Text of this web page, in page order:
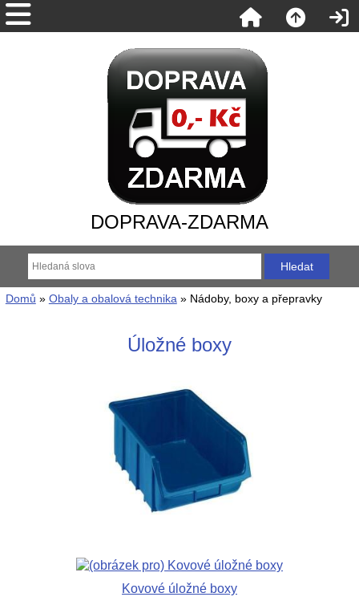
DOPRAVA-ZDARMA
Domů » Obaly a obalová technika » Nádoby, boxy a přepravky
Úložné boxy
Kovové úložné boxy